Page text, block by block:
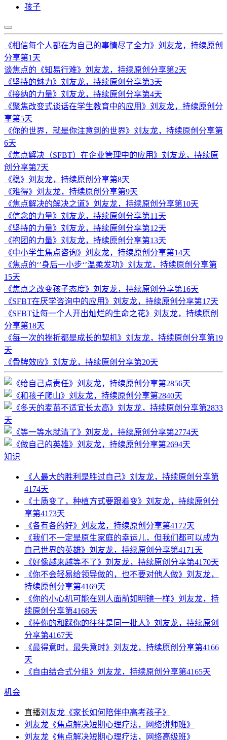
孩子
《相信每个人都在为自己的事情尽了全力》刘友龙，持续原创
分享第1天
谈焦点的《知易行难》刘友龙，持续原创分享第2天
《坚持的魅力》刘友龙，持续原创分享第3天
《接纳的力量》刘友龙，持续原创分享第4天
《聚焦改变式谈话在学生教育中的应用》刘友龙，持续原创分
享第5天
《你的世界，就是你注意到的世界》刘友龙，持续原创分享第
6天
《焦点解决（SFBT）在企业管理中的应用》刘友龙，持续原
创分享第7天
《稳》刘友龙，持续原创分享第8天
《难得》刘友龙，持续原创分享第9天
《焦点解决的解决之道》刘友龙，持续原创分享第10天
《信念的力量》刘友龙，持续原创分享第11天
《坚持的力量》刘友龙，持续原创分享第12天
《抱团的力量》刘友龙，持续原创分享第13天
《中小学生焦点咨询》刘友龙，持续原创分享第14天
《焦点的‘’身后一小步‘’温柔发功》刘友龙，持续原创分享第
15天
《焦点之改变孩子态度》刘友龙，持续原创分享第16天
《SFBT在厌学咨询中的应用》刘友龙，持续原创分享第17天
《SFBT让每一个人开出灿烂的生命之花》刘友龙，持续原创
分享第18天
《每一次的挫折都是成长的契机》刘友龙，持续原创分享第19
天
《骨牌效应》刘友龙，持续原创分享第20天
知识
《人最大的胜利是胜过自己》刘友龙，持续原创分享第
4174天
《土质变了，种植方式要跟着变》刘友龙，持续原创分
享第4173天
《各有各的好》刘友龙，持续原创分享第4172天
《我们不一定是原生家庭的幸运儿，但我们都可以成为
自己世界的英雄》刘友龙，持续原创分享第4171天
《好像越来越等不了》刘友龙，持续原创分享第4170天
《你不会轻易给领导做的，也不要对他人做》刘友龙，
持续原创分享第4169天
《你的小心机可能在别人面前如明镜一样》刘友龙，持
续原创分享第4168天
《捧你的和踩你的往往是同一批人》刘友龙，持续原创
分享第4167天
《最得意时，最失意时》刘友龙，持续原创分享第4166
天
《自由结合式分组》刘友龙，持续原创分享第4165天
机会
直播刘友龙《家长如何陪伴中高考孩子》
刘友龙《焦点解决短期心理疗法，网络讲师班》
刘友龙《焦点解决短期心理疗法，网络高级班》